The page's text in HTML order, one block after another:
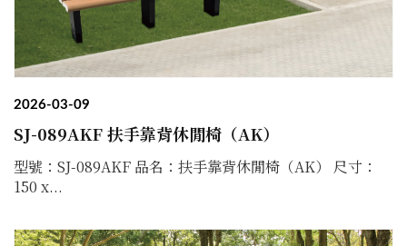
2026-03-09
SJ-089AKF 扶手靠背休閒椅（AK）
型號：SJ-089AKF 品名：扶手靠背休閒椅（AK） 尺寸：
150 x...